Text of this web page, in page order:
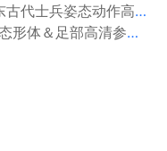
兵姿态动作高清参考图片
＆足部高清参考图片